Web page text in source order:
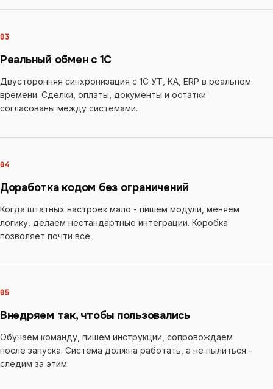
03
Реальный обмен с 1С
Двусторонняя синхронизация с 1С УТ, КА, ERP в реальном
времени. Сделки, оплаты, документы и остатки
согласованы между системами.
04
Доработка кодом без ограничений
Когда штатных настроек мало - пишем модули, меняем
логику, делаем нестандартные интеграции. Коробка
позволяет почти всё.
05
Внедряем так, чтобы пользовались
Обучаем команду, пишем инструкции, сопровождаем
после запуска. Система должна работать, а не пылиться -
следим за этим.